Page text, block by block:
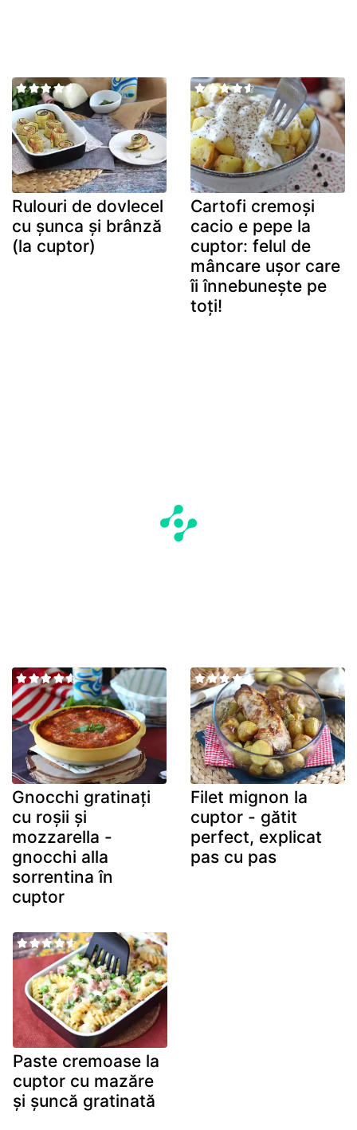
Rulouri de dovlecel
cu șunca și brânză
(la cuptor)
Cartofi cremoși
cacio e pepe la
cuptor: felul de
mâncare ușor care
îi înnebunește pe
toți!
Gnocchi gratinați
cu roșii și
mozzarella -
gnocchi alla
sorrentina în
cuptor
Filet mignon la
cuptor - gătit
perfect, explicat
pas cu pas
Paste cremoase la
cuptor cu mazăre
și șuncă gratinată